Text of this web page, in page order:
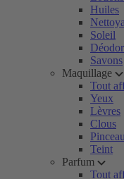
Huiles
Soleil
Savons
Maquillage
Tout
Yeux
Lèvres
Clous
Pinceau
Teint
Parfum
Tout